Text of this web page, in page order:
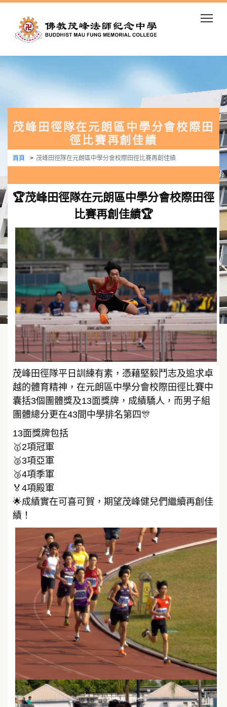
茂峰田徑隊在元朗區中學分會校際田
徑比賽再創佳績
首頁 茂峰田徑隊在元朗區中學分會校際田徑比賽再創佳績
🏆茂峰田徑隊在元朗區中學分會校際田徑
比賽再創佳績🏆
茂峰田徑隊平日訓練有素，憑藉堅毅鬥志及追求卓
越的體育精神，在元朗區中學分會校際田徑比賽中
囊括3個團體獎及13面獎牌，成績驕人，而男子組
團體總分更在43間中學排名第四🎊
13面獎牌包括
🥇2項冠軍
🥈3項亞軍
🥉4項季軍
🏅4項殿軍
🌟成績實在可喜可賀，期望茂峰健兒們繼續再創佳
績！